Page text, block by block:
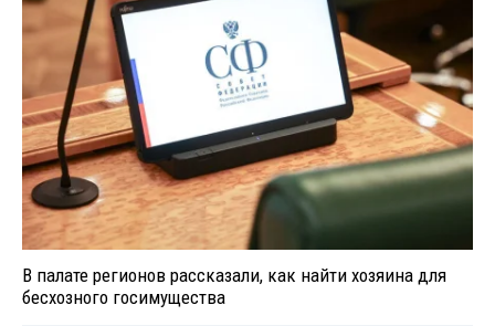
В палате регионов рассказали, как найти хозяина для
бесхозного госимущества